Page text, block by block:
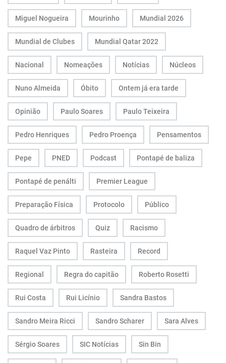
Miguel Nogueira Mourinho Mundial 2026
Mundial de Clubes Mundial Qatar 2022
Nacional Nomeações Notícias Núcleos
Nuno Almeida Óbito Ontem já era tarde
Opinião Paulo Soares Paulo Teixeira
Pedro Henriques Pedro Proença Pensamentos
Pepe PNED Podcast Pontapé de baliza
Pontapé de penálti Premier League
Preparação Física Protocolo Público
Quadro de árbitros Quiz Racismo
Raquel Vaz Pinto Rasteira Record
Regional Regra do capitão Roberto Rosetti
Rui Costa Rui Licínio Sandra Bastos
Sandro Meira Ricci Sandro Scharer Sara Alves
Sérgio Soares SIC Notícias Sin Bin